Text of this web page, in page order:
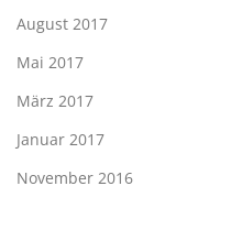
August 2017
Mai 2017
März 2017
Januar 2017
November 2016